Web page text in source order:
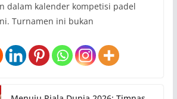
dalam kalender kompetisi padel
Turnamen ini bukan